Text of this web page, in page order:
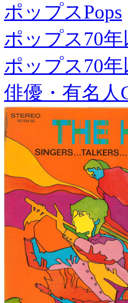
ポップスPops
ポップス70年
ポップス70年
俳優・有名人